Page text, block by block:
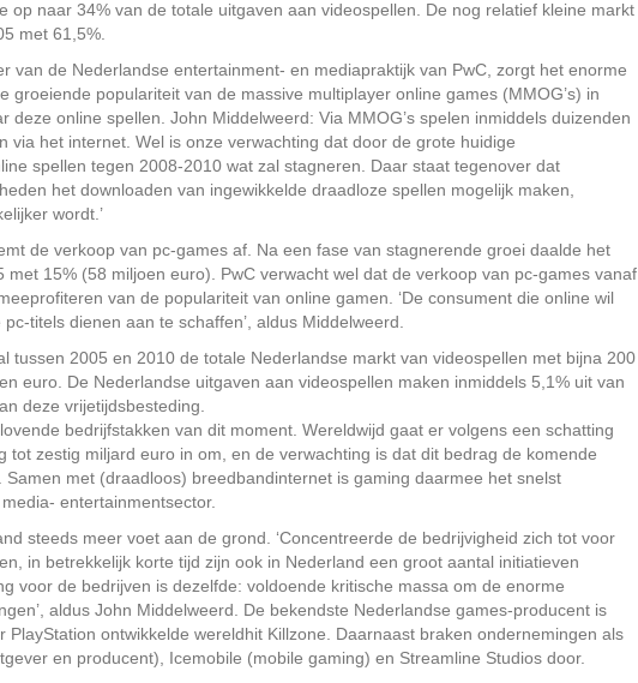
op naar 34% van de totale uitgaven aan videospellen. De nog relatief kleine markt
met 61,5%.
van de Nederlandse entertainment- en mediapraktijk van PwC, zorgt het enorme
groeiende populariteit van de massive multiplayer online games (MMOG’s) in
deze online spellen. John Middelweerd: Via MMOG’s spelen inmiddels duizenden
via het internet. Wel is onze verwachting dat door de grote huidige
spellen tegen 2008-2010 wat zal stagneren. Daar staat tegenover dat
het downloaden van ingewikkelde draadloze spellen mogelijk maken,
wordt.’
de verkoop van pc-games af. Na een fase van stagnerende groei daalde het
15% (58 miljoen euro). PwC verwacht wel dat de verkoop van pc-games vanaf
van de populariteit van online gamen. ‘De consument die online wil
titels dienen aan te schaffen’, aldus Middelweerd.
tussen 2005 en 2010 de totale Nederlandse markt van videospellen met bijna 200
euro. De Nederlandse uitgaven aan videospellen maken inmiddels 5,1% uit van
deze vrijetijdsbesteding.
bedrijfstakken van dit moment. Wereldwijd gaat er volgens een schatting
tot zestig miljard euro in om, en de verwachting is dat dit bedrag de komende
met (draadloos) breedbandinternet is gaming daarmee het snelst
entertainmentsector.
steeds meer voet aan de grond. ‘Concentreerde de bedrijvigheid zich tot voor
in betrekkelijk korte tijd zijn ook in Nederland een groot aantal initiatieven
voor de bedrijven is dezelfde: voldoende kritische massa om de enorme
aldus John Middelweerd. De bekendste Nederlandse games-producent is
ontwikkelde wereldhit Killzone. Daarnaast braken ondernemingen als
en producent), Icemobile (mobile gaming) en Streamline Studios door.